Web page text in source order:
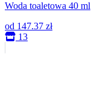
Woda toaletowa 40 ml
od 147.37 zł
13